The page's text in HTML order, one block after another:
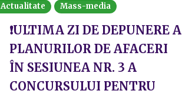
Actualitate Mass-media
❗️ULTIMA ZI DE DEPUNERE A
PLANURILOR DE AFACERI
ÎN SESIUNEA NR. 3 A
CONCURSULUI PENTRU